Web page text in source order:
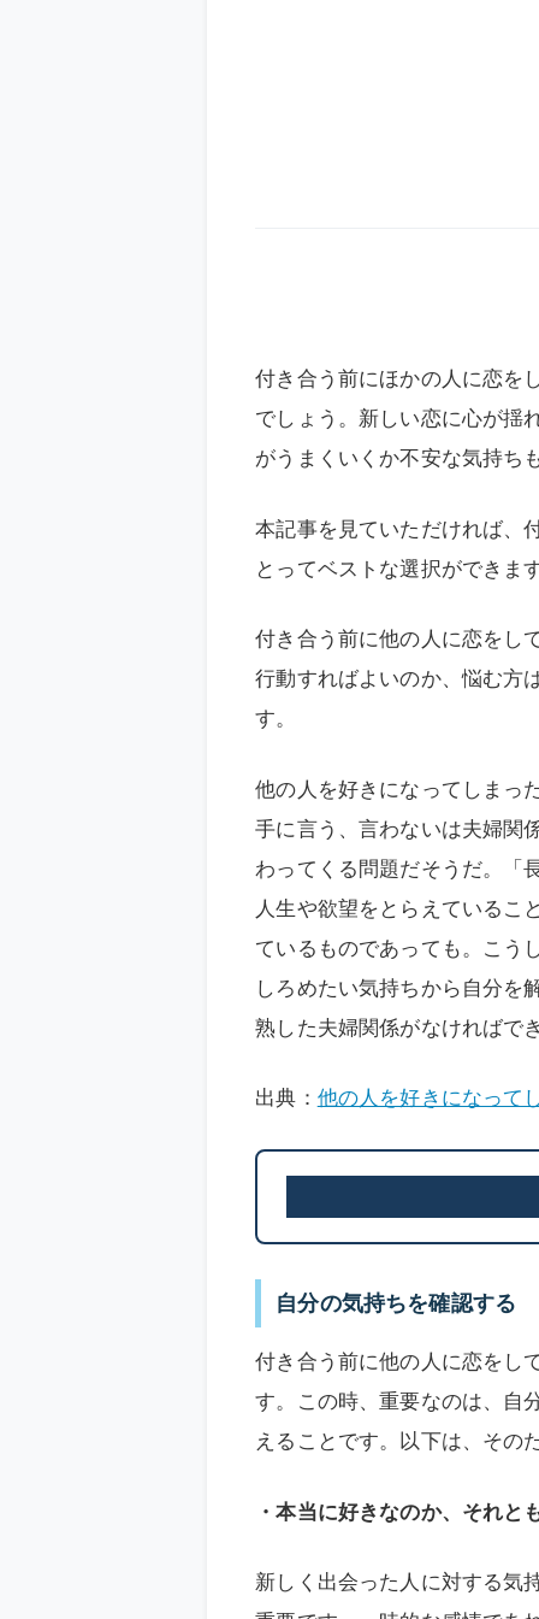
付き合う前にほかの人に恋を
でしょう。新しい恋に心が揺
がうまくいくか不安な気持ち
本記事を見ていただければ、
とってベストな選択ができま
付き合う前に他の人に恋をし
行動すればよいのか、悩む方
す。
他の人を好きになってしまっ
手に言う、言わないは夫婦関
わってくる問題だそうだ。「
人生や欲望をとらえているこ
ているものであっても。こう
しろめたい気持ちから自分を
熟した夫婦関係がなければで
出典： 他の人を好きになって
自分の気持ちを確認する
付き合う前に他の人に恋をし
す。この時、重要なのは、自
えることです。以下は、その
・本当に好きなのか、それと
新しく出会った人に対する気